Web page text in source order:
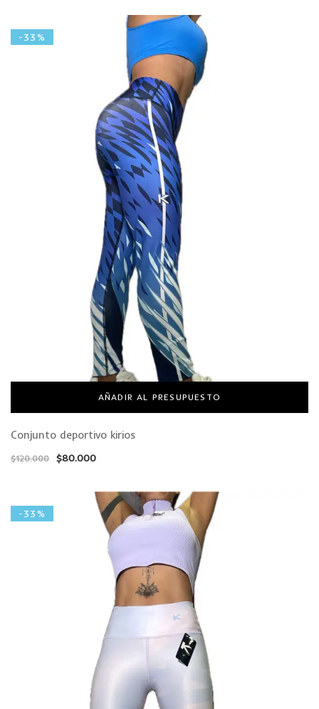
-33%
AÑADIR AL PRESUPUESTO
Conjunto deportivo kirios
$120.000 $80.000
-33%